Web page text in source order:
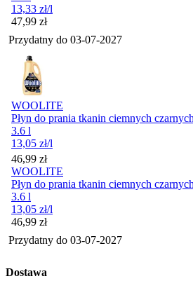
13,33 zł/l
Cena
47,99 zł
Przydatny do 03-07-2027
WOOLITE
Płyn do prania tkanin ciemnych
3.6 l
13,05 zł/l
Cena
46,99 zł
WOOLITE
Płyn do prania tkanin ciemnych
3.6 l
13,05 zł/l
Cena
46,99 zł
Przydatny do 03-07-2027
Dostawa